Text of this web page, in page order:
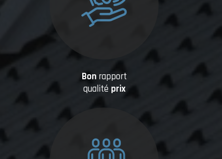
Bon rapport
qualité prix